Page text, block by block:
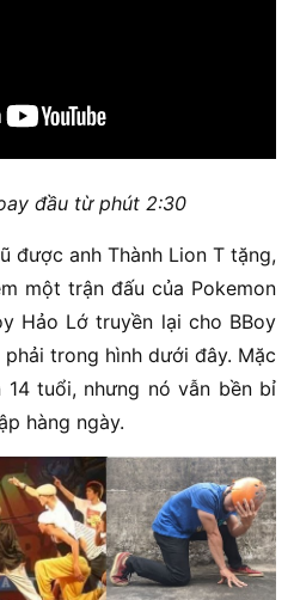
đầu từ phút 2:30
được anh Thành Lion T tặng,
một trận đấu của Pokemon
Hảo Lớ truyền lại cho BBoy
trong hình dưới đây. Mặc
tuổi, nhưng nó vẫn bền bỉ
hàng ngày.